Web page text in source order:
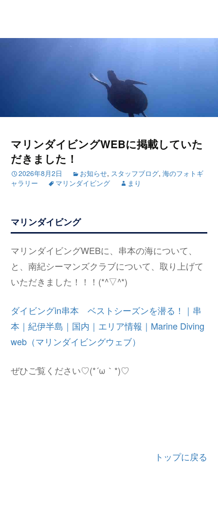
マリンダイビングWEBに掲載していた
だきました！
2026年8月2日 お知らせ, スタッフブログ,海のフォトギ
ャラリー
マリンダイビング まり
マリンダイビング
マリンダイビングWEBに、串本の海について、
と、南紀シーマンズクラブについて、取り上げて
いただきました！！！(*^▽^*)
ダイビングin串本 ベストシーズンを潜る！｜串
本｜紀伊半島｜国内｜エリア情報｜Marine Diving
web（マリンダイビングウェブ）
ぜひご覧ください♡(*´ω｀*)♡
トップに戻る